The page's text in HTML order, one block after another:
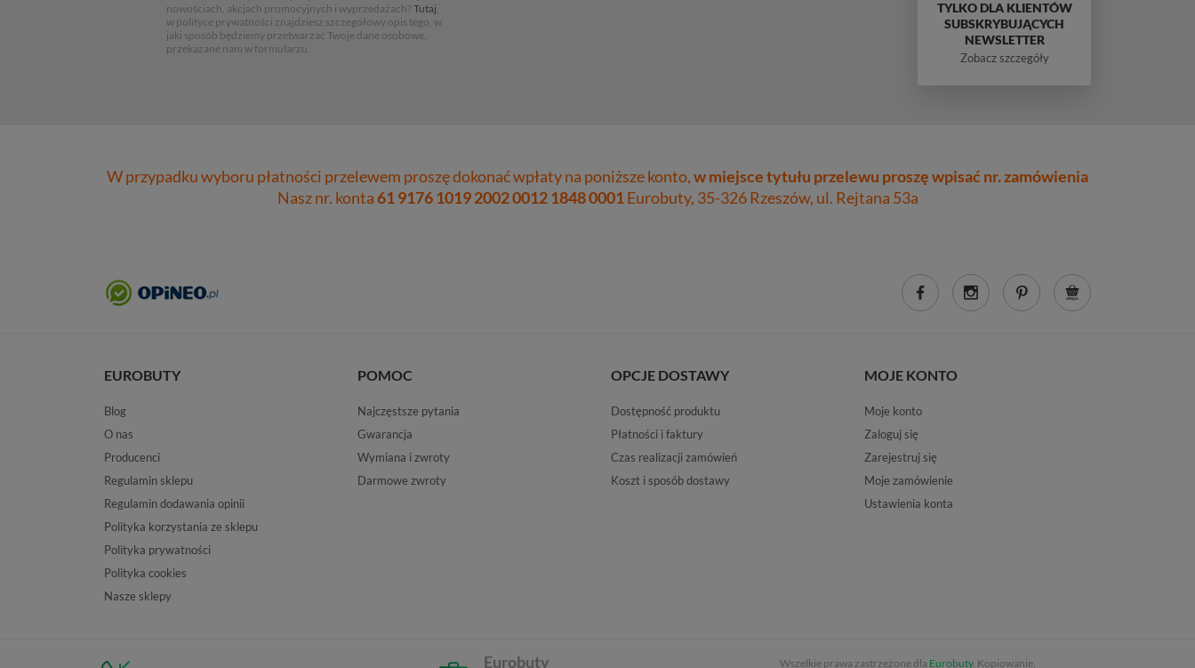
nowościach, akcjach promocyjnych i wyprzedażach? Tutaj,
w polityce prywatności znajdziesz szczegółowy opis tego, w
jaki sposób będziemy przetwarzać Twoje dane osobowe,
przekazane nam w formularzu.
TYLKO DLA KLIENTÓW
SUBSKRYBUJĄCYCH
NEWSLETTER
Zobacz szczegóły
W przypadku wyboru płatności przelewem proszę dokonać wpłaty na poniższe konto,w miejsce tytułu przelewu proszę wpisać nr. zamówienia
Nasz nr. konta61 9176 1019 2002 0012 1848 0001Eurobuty, 35-326 Rzeszów, ul. Rejtana 53a
EUROBUTY
Blog
O nas
Producenci
Regulamin sklepu
Regulamin dodawania opinii
Polityka korzystania ze sklepu
Polityka prywatności
Polityka cookies
Nasze sklepy
POMOC
Najczęstsze pytania
Gwarancja
Wymiana i zwroty
Darmowe zwroty
OPCJE DOSTAWY
Dostępność produktu
Płatności i faktury
Czas realizacji zamówień
Koszt i sposób dostawy
MOJE KONTO
Moje konto
Zaloguj się
Zarejestruj się
Moje zamówienie
Ustawienia konta
Eurobuty Wszelkie prawa zastrzeżone dla Eurobuty. Kopiowanie,